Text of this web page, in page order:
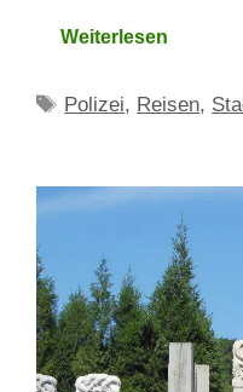
Weiterlesen
Schlagwörter
Polizei, Reisen,